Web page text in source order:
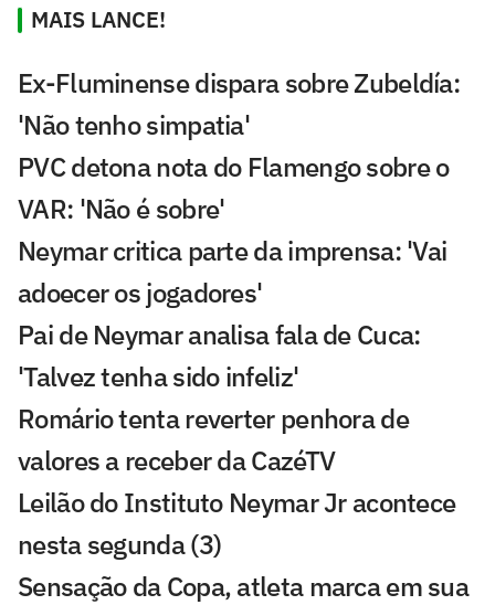
MAIS LANCE!
Ex-Fluminense dispara sobre Zubeldía:
'Não tenho simpatia'
PVC detona nota do Flamengo sobre o
VAR: 'Não é sobre'
Neymar critica parte da imprensa: 'Vai
adoecer os jogadores'
Pai de Neymar analisa fala de Cuca:
'Talvez tenha sido infeliz'
Romário tenta reverter penhora de
valores a receber da CazéTV
Leilão do Instituto Neymar Jr acontece
nesta segunda (3)
Sensação da Copa, atleta marca em sua